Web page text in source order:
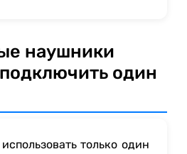
наушники
один
только один